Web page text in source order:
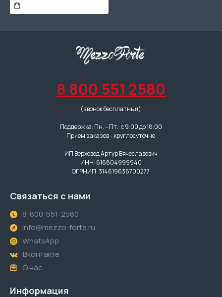
8 800 551 2580
(звонок бесплатный)
Поддержка: Пн. – Пт.: с 9:00 до 18:00
Прием заказов - круглосуточно
ИП Верховод Артур Вячеславович
ИНН: 616804999940
ОГРНИП: 314619636700277
Связаться с нами
8-800-551-2580
info@mezzo-forte.ru
WhatsApp
Вконтакте
О нас
Информация